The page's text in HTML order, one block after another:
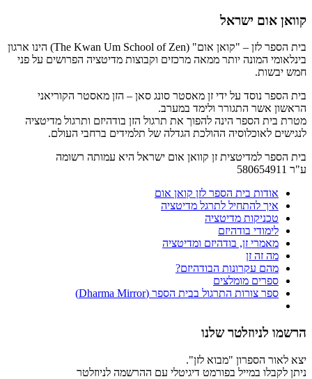
קוואן אום ישראל
בית הספר לזן – "קואן אום" (The Kwan Um School of Zen) הינו ארגון
בינלאומי המונה יותר ממאה מרכזים וקבוצות מדיטציה הפרושים על פני
חמש יבשות.
בית הספר נוסד על ידי זן מאסטר סונג סאן – הזן מאסטר הקוריאני
הראשון אשר התגורר ולימד במערב.
מטרת בית הספר הינה להפוך את תרגול הזן בודהיזם ותרגול מדיטציה
לנגישים לאוכלוסיה ההולכת הגדלה של תלמידים ברחבי העולם.
בית הספר למדיטצית זן קוואן אום ישראל היא עמותה רשומה
ע"ר 580654911
אודות בית הספר לזן קואן אום
איך להתחיל לתרגל מדיטציה
טכניקות מדיטציה
לימודי בודהיזם
מאמרי זן, בודהיזם ומדיטציה
מה זה זן
מהם עקרונות הבודהיזם?
ספרים מומלצים
ספר צורות התרגול בבית הספר (Dharma Mirror)
הרשמו לניוזלטר שלנו
יצא לאור הספרון "מבוא לזן".
ניתן לקבלו במייל בפורמט דיגיטלי עם ההרשמה לניוזלטר